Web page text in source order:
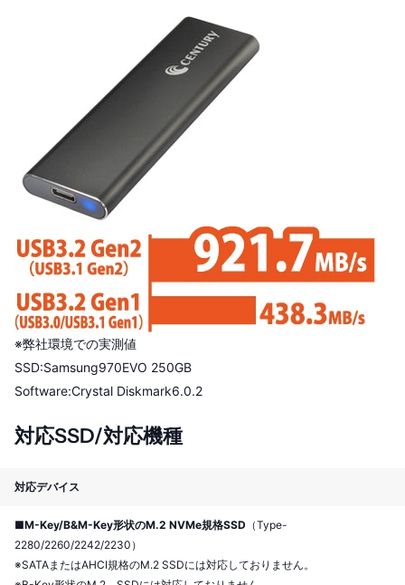
※弊社環境での実測値
SSD:Samsung970EVO 250GB
Software:Crystal Diskmark6.0.2
対応SSD/対応機種
対応デバイス
■M-Key/B&M-Key形状のM.2 NVMe規格SSD （Type-
2280/2260/2242/2230）
※SATAまたはAHCI規格のM.2 SSDには対応しておりません。